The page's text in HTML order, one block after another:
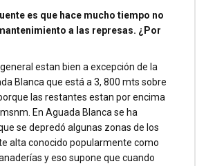
es que hace mucho tiempo no
a las represas. ¿Por
estan bien a excepción de la
Blanca que está a 3, 800 mts sobre
las restantes estan por encima
En Aguada Blanca se ha
se depredó algunas zonas de los
alta conocido popularmente como
y eso supone que cuando